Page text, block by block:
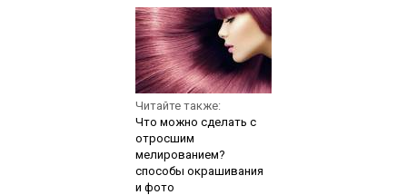
Читайте также:
Что можно сделать с
отросшим
мелированием?
способы окрашивания
и фото